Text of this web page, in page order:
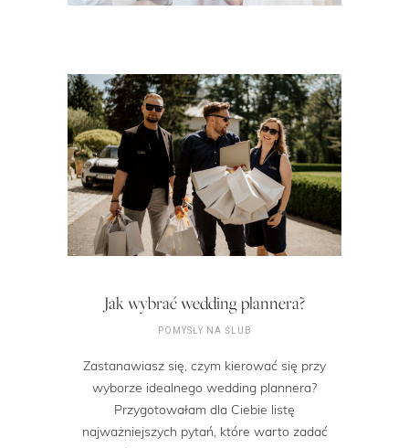
Jak wybrać wedding plannera?
POMYSŁY NA ŚLUB
Zastanawiasz się, czym kierować się przy
wyborze idealnego wedding plannera?
Przygotowałam dla Ciebie listę
najważniejszych pytań, które warto zadać